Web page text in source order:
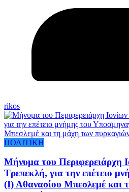
rikos
ΠΟΛΙΤΙΚΗ
Μήνυμα του Περιφερειάρχη
Τρεπεκλή, για την επέτειο
(Ι) Αθανασίου Μπεσλεμέ και